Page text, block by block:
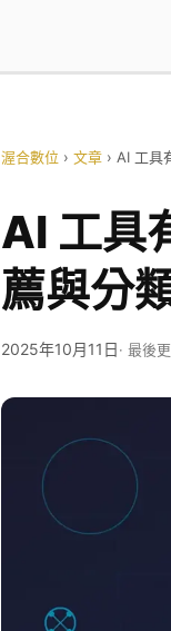
渥合數位 › 文章 › AI 工具
AI 工具
薦與分
2025年10月11日· 最後